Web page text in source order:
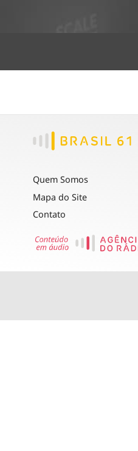
Quem Somos
Mapa do Site
Contato